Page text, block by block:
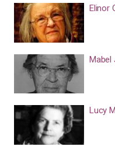
Elinor
Mabel
Lucy